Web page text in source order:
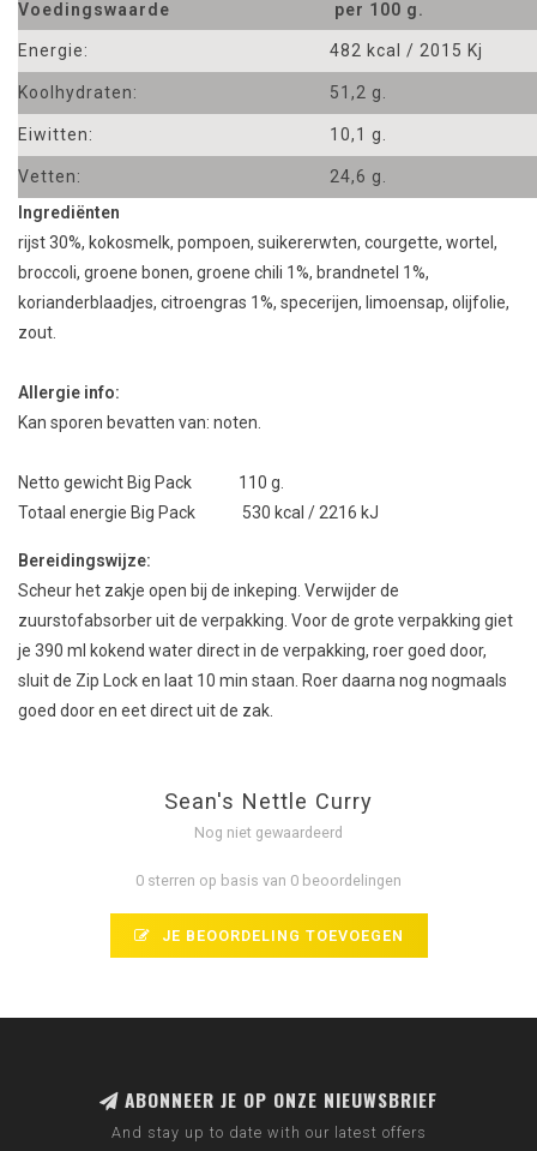
Voedingswaarde per 100 g.
Energie: 482 kcal / 2015 Kj
Koolhydraten: 51,2 g.
Eiwitten: 10,1 g.
Vetten:
24,6 g.
Ingrediënten
rijst 30%, kokosmelk, pompoen, suikererwten, courgette, wortel,
broccoli, groene bonen, groene chili 1%, brandnetel 1%,
korianderblaadjes, citroengras 1%, specerijen, limoensap, olijfolie,
zout.
Allergie info:
Kan sporen bevatten van: noten.
Netto gewicht Big Pack 110 g.
Totaal energie Big Pack 530 kcal / 2216 kJ
Bereidingswijze:
Scheur het zakje open bij de inkeping. Verwijder de
zuurstofabsorber uit de verpakking. Voor de grote verpakking giet
je 390 ml kokend water direct in de verpakking, roer goed door,
sluit de Zip Lock en laat 10 min staan. Roer daarna nog nogmaals
goed door en eet direct uit de zak.
Sean's Nettle Curry
Nog niet gewaardeerd
0 sterren op basis van 0 beoordelingen
JE BEOORDELING TOEVOEGEN
ABONNEER JE OP ONZE NIEUWSBRIEF
And stay up to date with our latest offers